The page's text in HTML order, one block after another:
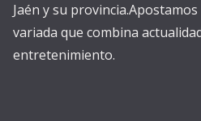
Jaén y su
variada que combina
entretenimiento.